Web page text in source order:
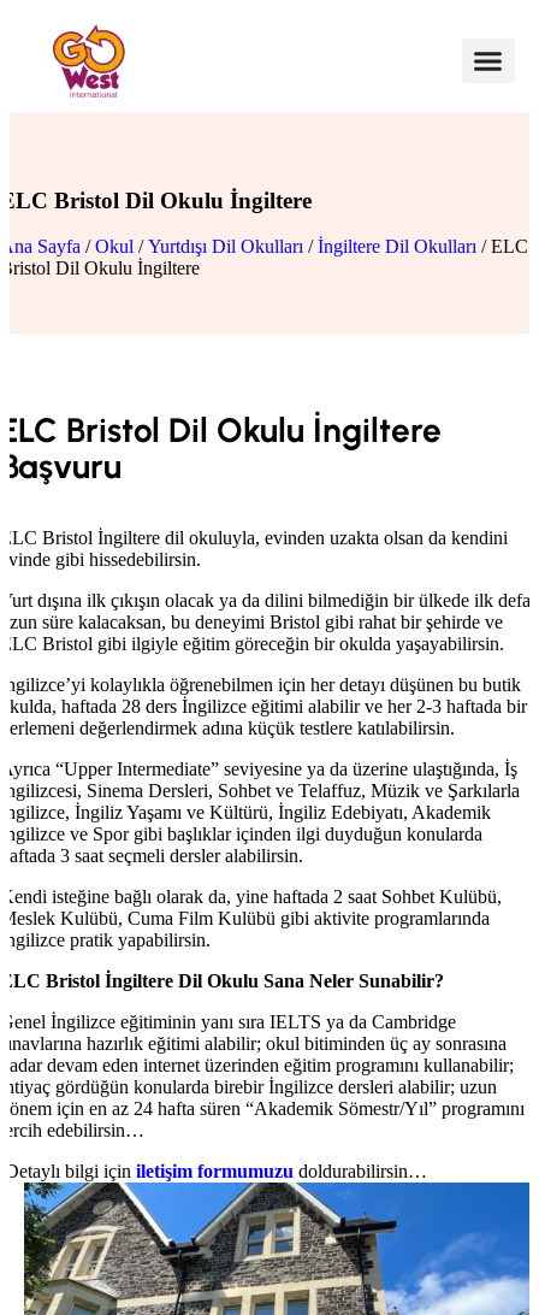
ELC Bristol Dil Okulu İngiltere
Ana Sayfa /Okul /Yurtdışı Dil Okulları /İngiltere Dil Okulları / ELC
Bristol Dil Okulu İngiltere
ELC Bristol Dil Okulu İngiltere
Başvuru
ELC Bristol İngiltere dil okuluyla, evinden uzakta olsan da kendini
evinde gibi hissedebilirsin.
Yurt dışına ilk çıkışın olacak ya da dilini bilmediğin bir ülkede ilk defa
uzun süre kalacaksan, bu deneyimi Bristol gibi rahat bir şehirde ve
ELC Bristol gibi ilgiyle eğitim göreceğin bir okulda yaşayabilirsin.
İngilizce’yi kolaylıkla öğrenebilmen için her detayı düşünen bu butik
okulda, haftada 28 ders İngilizce eğitimi alabilir ve her 2-3 haftada bir
ilerlemeni değerlendirmek adına küçük testlere katılabilirsin.
Ayrıca “Upper Intermediate” seviyesine ya da üzerine ulaştığında, İş
İngilizcesi, Sinema Dersleri, Sohbet ve Telaffuz, Müzik ve Şarkılarla
İngilizce, İngiliz Yaşamı ve Kültürü, İngiliz Edebiyatı, Akademik
İngilizce ve Spor gibi başlıklar içinden ilgi duyduğun konularda
haftada 3 saat seçmeli dersler alabilirsin.
Kendi isteğine bağlı olarak da, yine haftada 2 saat Sohbet Kulübü,
Meslek Kulübü, Cuma Film Kulübü gibi aktivite programlarında
İngilizce pratik yapabilirsin.
ELC Bristol İngiltere Dil Okulu Sana Neler Sunabilir?
Genel İngilizce eğitiminin yanı sıra IELTS ya da Cambridge
sınavlarına hazırlık eğitimi alabilir; okul bitiminden üç ay sonrasına
kadar devam eden internet üzerinden eğitim programını kullanabilir;
ihtiyaç gördüğün konularda birebir İngilizce dersleri alabilir; uzun
dönem için en az 24 hafta süren “Akademik Sömestr/Yıl” programını
tercih edebilirsin…
Detaylı bilgi için iletişim formumuzu doldurabilirsin…